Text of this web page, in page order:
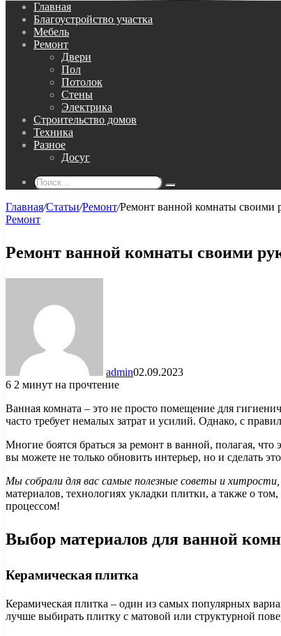
Главная
Благоустройство участка
Мебель
Ремонт
Двери
Пол
Потолок
Стены
Электрика
Строительство домов
Техника
Разное
Досуг
Поиск...
Главная/Статьи/Ремонт/Ремонт ванной комнаты своими
Ремонт
Ремонт ванной комнаты своими
admin02.09.2023
6 2 минут на прочтение
Ванная комната – это не просто помещение для
часто требует немалых затрат и усилий. Однако, с
Многие боятся браться за ремонт в ванной, полагая,
вы можете не только обновить интерьер, но и сделать
Мы собрали для вас самые полезные советы и
материалов, технологиях укладки плитки, а также о
процессом!
Выбор материалов для ванной
Керамическая плитка
Керамическая плитка – один из самых популярных
лучше выбирать плитку с матовой или структурной